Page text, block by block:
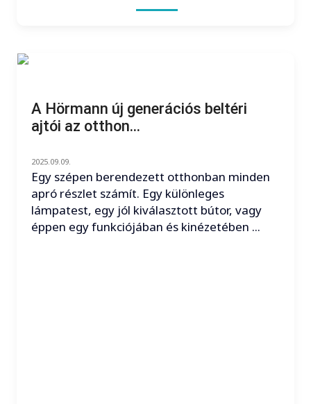
A Hörmann új generációs beltéri
ajtói az otthon...
2025.09.09.
Egy szépen berendezett otthonban minden
apró részlet számít. Egy különleges
lámpatest, egy jól kiválasztott bútor, vagy
éppen egy funkciójában és kinézetében ...